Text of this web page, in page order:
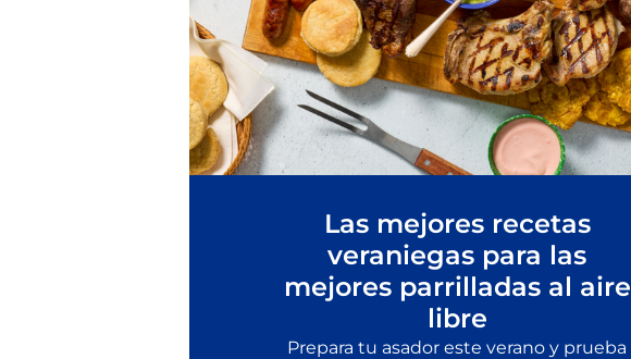
Las mejores recetas
veraniegas para las
mejores parrilladas al aire
libre
Prepara tu asador este verano y prueba